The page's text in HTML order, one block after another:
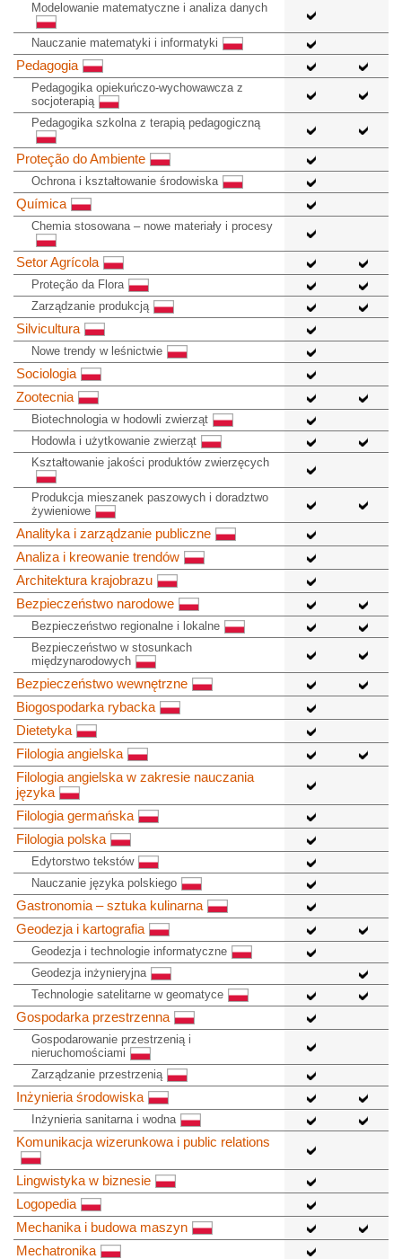
Modelowanie matematyczne i analiza danych
Nauczanie matematyki i informatyki
Pedagogia
Pedagogika opiekuńczo-wychowawcza z
socjoterapią
Pedagogika szkolna z terapią pedagogiczną
Proteção do Ambiente
Ochrona i kształtowanie środowiska
Química
Chemia stosowana – nowe materiały i procesy
Setor Agrícola
Proteção da Flora
Zarządzanie produkcją
Silvicultura
Nowe trendy w leśnictwie
Sociologia
Zootecnia
Biotechnologia w hodowli zwierząt
Hodowla i użytkowanie zwierząt
Kształtowanie jakości produktów zwierzęcych
Produkcja mieszanek paszowych i doradztwo
żywieniowe
Analityka i zarządzanie publiczne
Analiza i kreowanie trendów
Architektura krajobrazu
Bezpieczeństwo narodowe
Bezpieczeństwo regionalne i lokalne
Bezpieczeństwo w stosunkach
międzynarodowych
Bezpieczeństwo wewnętrzne
Biogospodarka rybacka
Dietetyka
Filologia angielska
Filologia angielska w zakresie nauczania
języka
Filologia germańska
Filologia polska
Edytorstwo tekstów
Nauczanie języka polskiego
Gastronomia – sztuka kulinarna
Geodezja i kartografia
Geodezja i technologie informatyczne
Geodezja inżynieryjna
Technologie satelitarne w geomatyce
Gospodarka przestrzenna
Gospodarowanie przestrzenią i
nieruchomościami
Zarządzanie przestrzenią
Inżynieria środowiska
Inżynieria sanitarna i wodna
Komunikacja wizerunkowa i public relations
Lingwistyka w biznesie
Logopedia
Mechanika i budowa maszyn
Mechatronika